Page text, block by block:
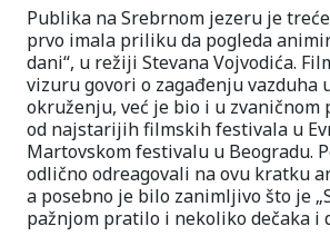
Publika na Srebrnom jezeru je
prvo imala priliku da pogleda
dani“, u režiji Stevana Vojvodića.
vizuru govori o zagađenju vazduha
okruženju, već je bio i u zvaničnom
od najstarijih filmskih festivala u
Martovskom festivalu u Beogradu.
odlično odreagovali na ovu kratku
a posebno je bilo zanimljivo što je
pažnjom pratilo i nekoliko dečaka i